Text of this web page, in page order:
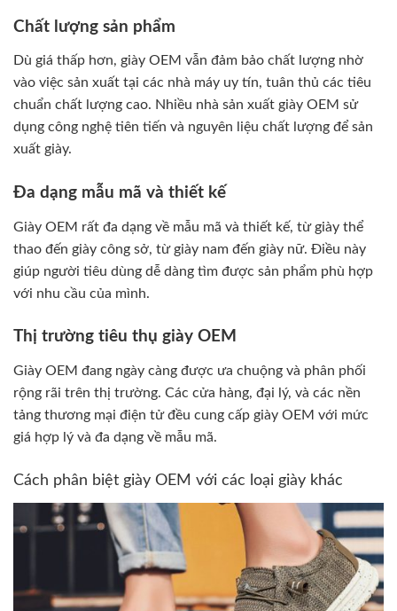
Chất lượng sản phẩm
Dù giá thấp hơn, giày OEM vẫn đảm bảo chất lượng nhờ
vào việc sản xuất tại các nhà máy uy tín, tuân thủ các tiêu
chuẩn chất lượng cao. Nhiều nhà sản xuất giày OEM sử
dụng công nghệ tiên tiến và nguyên liệu chất lượng để sản
xuất giày.
Đa dạng mẫu mã và thiết kế
Giày OEM rất đa dạng về mẫu mã và thiết kế, từ giày thể
thao đến giày công sở, từ giày nam đến giày nữ. Điều này
giúp người tiêu dùng dễ dàng tìm được sản phẩm phù hợp
với nhu cầu của mình.
Thị trường tiêu thụ giày OEM
Giày OEM đang ngày càng được ưa chuộng và phân phối
rộng rãi trên thị trường. Các cửa hàng, đại lý, và các nền
tảng thương mại điện tử đều cung cấp giày OEM với mức
giá hợp lý và đa dạng về mẫu mã.
Cách phân biệt giày OEM với các loại giày khác